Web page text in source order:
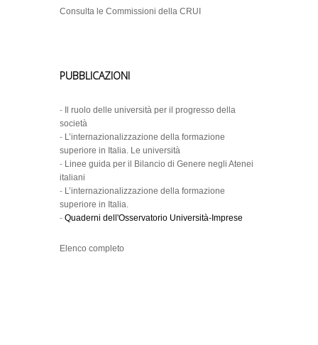
Consulta le Commissioni della CRUI
PUBBLICAZIONI
-
Il ruolo delle università per il progresso della
società
- L’internazionalizzazione della formazione
superiore in Italia. Le università
- Linee guida per il Bilancio di Genere negli Atenei
italiani
- L’internazionalizzazione della formazione
superiore in Italia.
- Quaderni dell'Osservatorio Università-Imprese
Elenco completo